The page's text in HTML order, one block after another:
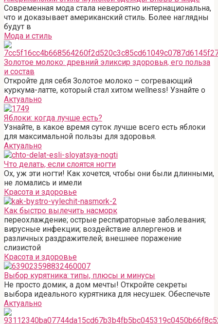
Современная мода стала невероятно интернациональна,
что и доказывает американский стиль. Более наглядны
будут в
Мода и стиль
Золотое молоко: древний эликсир здоровья, его польза
и состав
Откройте для себя Золотое молоко – согревающий
куркума-латте, который стал хитом wellness! Узнайте о
Актуально
Яблоки: когда лучше есть?
Узнайте, в какое время суток лучше всего есть яблоки
для максимальной пользы для здоровья.
Актуально
Что делать, если слоятся ногти
Ох, уж эти ногти! Как хочется, чтобы они были длинными,
не ломались и имели
Красота и здоровье
Как быстро вылечить насморк
переохлаждение; острые респираторные заболевания;
вирусные инфекции; воздействие аллергенов и
различных раздражителей; внешнее поражение
слизистой
Красота и здоровье
Выбор курятника: типы, плюсы и минусы
Не просто домик, а дом мечты! Откройте секреты
выбора идеального курятника для несушек. Обеспечьте
Актуально